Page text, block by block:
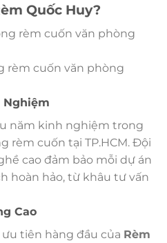
Quốc Huy?
rèm cuốn văn phòng
Nghiệm
năm kinh nghiệm trong
rèm cuốn tại TP.HCM. Đội
cao đảm bảo mỗi dự án
hoàn hảo, từ khâu tư vấn
Cao
tiên hàng đầu của Rèm